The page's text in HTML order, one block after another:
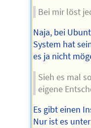
Bei mir löst
Naja, bei
System hat
es ja nicht
Sieh es mal
eigene
Es gibt einen
Nur ist es